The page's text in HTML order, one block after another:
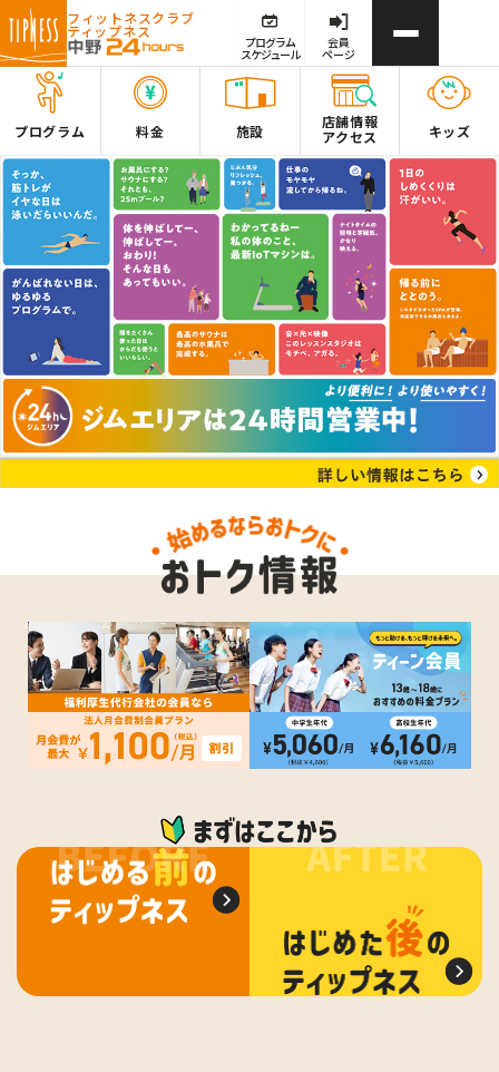
フィットネスクラブ
ティップネス
プログラム
スケジュール
会員
ページ
プログラム 料金 施設
店舗情報
アクセス
キッズ